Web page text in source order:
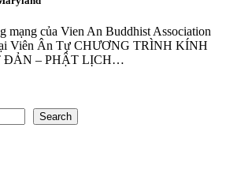
mạng của Vien An Buddhist Association
Viên Ân Tự CHƯƠNG TRÌNH KÍNH
ĐẢN – PHẬT LỊCH…
Search